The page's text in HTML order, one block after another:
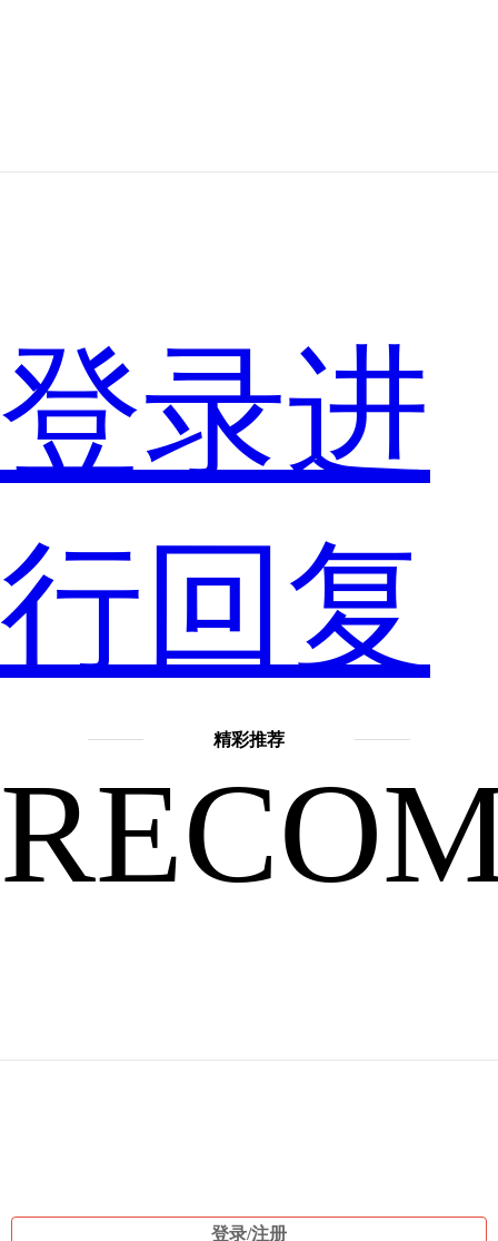
其
中
有
些
登录进
行回复
精彩推荐
登录/注册